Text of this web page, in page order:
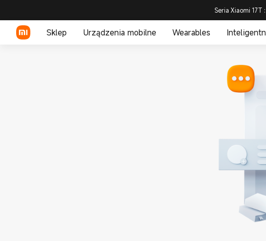
Seria Xiaomi 17T
Sklep Urządzenia mobilne Wearables